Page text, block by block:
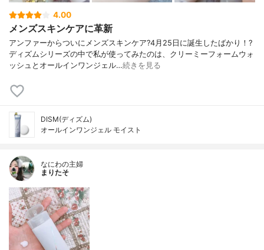
4.00
メンズスキンケアに革新
アンファーからついにメンズスキンケア?4月25日に誕生したばかり！?
ディズムシリーズの中で私が使ってみたのは、クリーミーフォームウォ
ッシュとオールインワンジェル…続きを見る
DISM(ディズム)
オールインワンジェル モイスト
なにわの主婦
まりたそ